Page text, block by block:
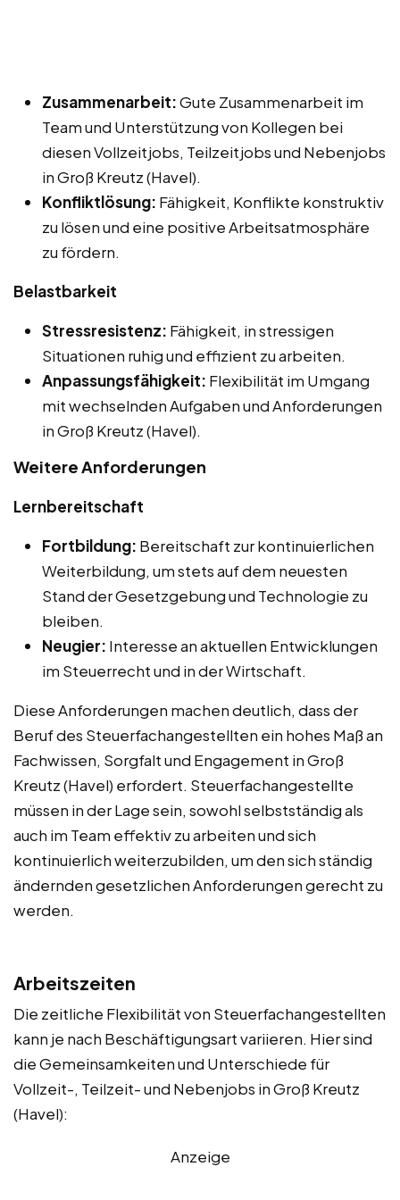
Zusammenarbeit:Gute Zusammenarbeit im
Team und Unterstützung von Kollegen bei
diesen Vollzeitjobs, Teilzeitjobs und Nebenjobs
in Groß Kreutz (Havel).
Konfliktlösung: Fähigkeit, Konflikte konstruktiv
zu lösen und eine positive Arbeitsatmosphäre
zu fördern.
Belastbarkeit
Stressresistenz: Fähigkeit, in stressigen
Situationen ruhig und effizient zu arbeiten.
Anpassungsfähigkeit: Flexibilität im Umgang
mit wechselnden Aufgaben und Anforderungen
in Groß Kreutz (Havel).
Weitere Anforderungen
Lernbereitschaft
Fortbildung: Bereitschaft zur kontinuierlichen
Weiterbildung, um stets auf dem neuesten
Stand der Gesetzgebung und Technologie zu
bleiben.
Neugier: Interesse an aktuellen Entwicklungen
im Steuerrecht und in der Wirtschaft.
Diese Anforderungen machen deutlich, dass der
Beruf des Steuerfachangestellten ein hohes Maß an
Fachwissen, Sorgfalt und Engagement in Groß
Kreutz (Havel) erfordert. Steuerfachangestellte
müssen in der Lage sein, sowohl selbstständig als
auch im Team effektiv zu arbeiten und sich
kontinuierlich weiterzubilden, um den sich ständig
ändernden gesetzlichen Anforderungen gerecht zu
werden.
Arbeitszeiten
Die zeitliche Flexibilität von Steuerfachangestellten
kann je nach Beschäftigungsart variieren. Hier sind
die Gemeinsamkeiten und Unterschiede für
Vollzeit-, Teilzeit- und Nebenjobs in Groß Kreutz
(Havel):
Anzeige